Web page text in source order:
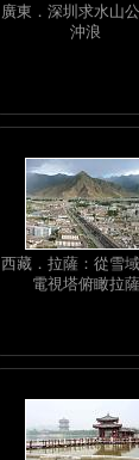
廣東．深圳求水山公
沖浪
西藏．拉薩：從雪
電視塔俯瞰拉薩